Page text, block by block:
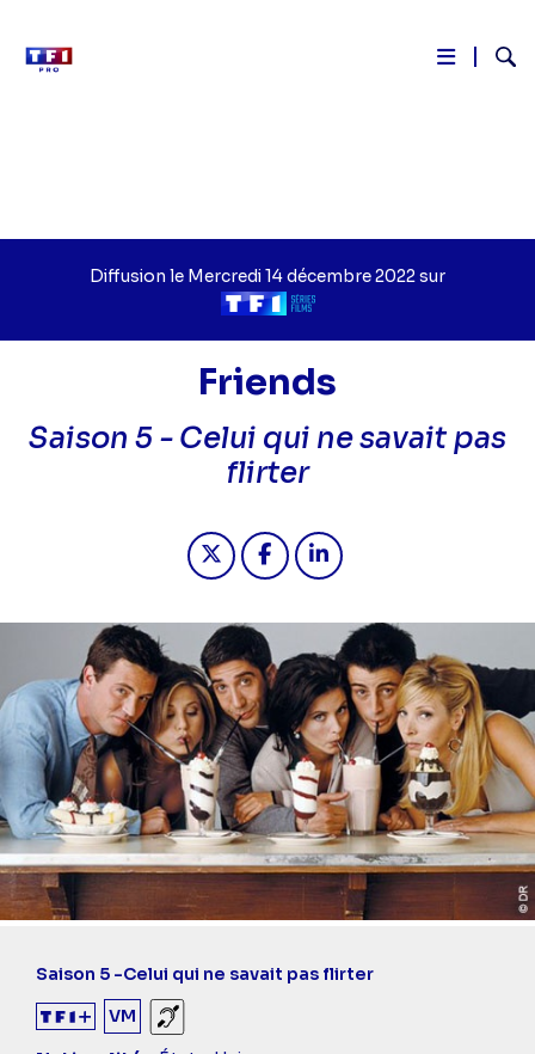
Diffusion le Jour
Mercredi 14 décembre 2022sur
Chaîne
Friends
Saison 5 -Celui qui ne savait pas
flirter
Partager "2022-12-14 15:20 -
Partager "2022-12-14 15:20
Saison 5 -Celui qui ne savait pas flirter
VM
Sourds et malentendants